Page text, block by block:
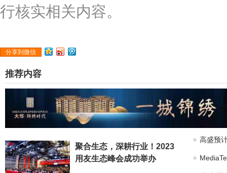
行核实相关内容。
分享到微信
推荐内容
聚合生态，深耕行业！2023
用友生态峰会成功举办
高盛预